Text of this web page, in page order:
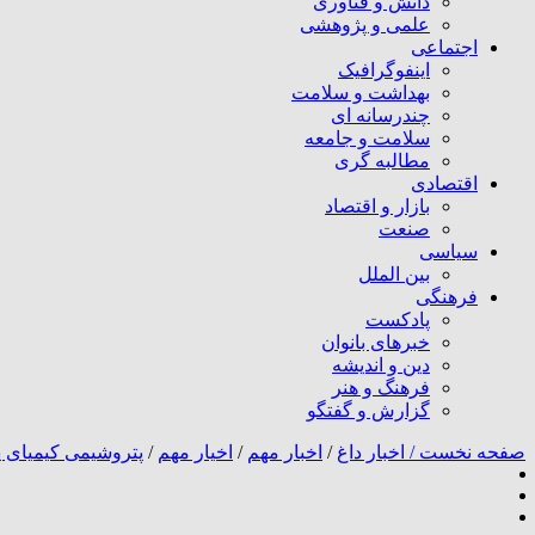
علمی و پژوهشی
اجتماعی
اینفوگرافیک
بهداشت و سلامت
چندرسانه ای
سلامت و جامعه
مطالبه گری
اقتصادی
بازار و اقتصاد
صنعت
سیاسی
بین الملل
فرهنگی
پادکست
خبرهای بانوان
دین و اندیشه
فرهنگ و هنر
گزارش و گفتگو
صفحه نخست / اخبار داغ / اخبار مهم / اخیار مهم / پتروشیمی کیمیای